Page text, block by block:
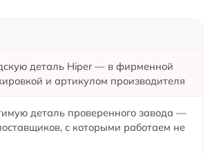
деталь Hiper — в фирменной
и артикулом производителя
деталь проверенного завода —
с которыми работаем не